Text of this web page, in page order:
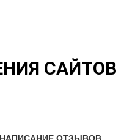
САЙТОВ
НАПИСАНИЕ ОТЗЫВОВ